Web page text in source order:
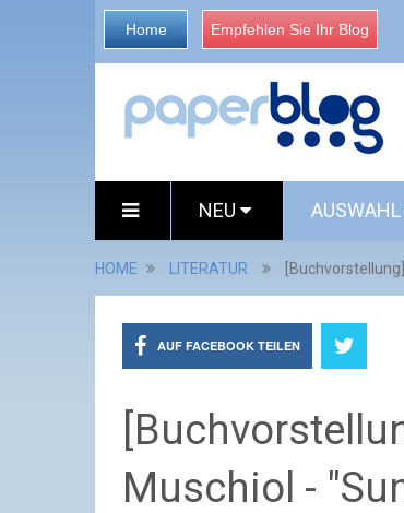
Home Empfehlen Sie Ihr Blog
NEU AUSWAHL
HOME LITERATUR
AUF FACEBOOK TEILEN
Muschiol -